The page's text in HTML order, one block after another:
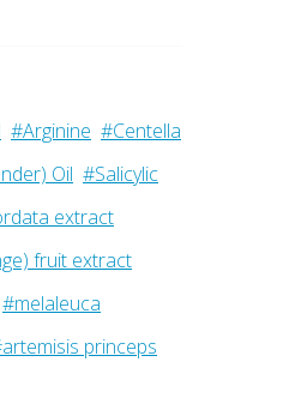
#Arginine #Centella
Oil #Salicylic
extract
fruit extract
#melaleuca
princeps